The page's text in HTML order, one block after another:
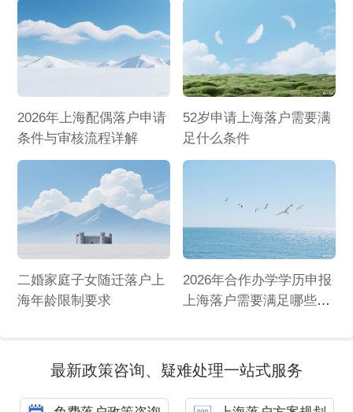
2026年上海配偶落户申请
条件与审核流程详解
52岁申请上海落户需要满
足什么条件
二婚家庭子女随迁落户上
海年龄限制要求
2026年合作办学学历申报
上海落户需要满足哪些条
最新政策咨询、疑难处理一站式服务